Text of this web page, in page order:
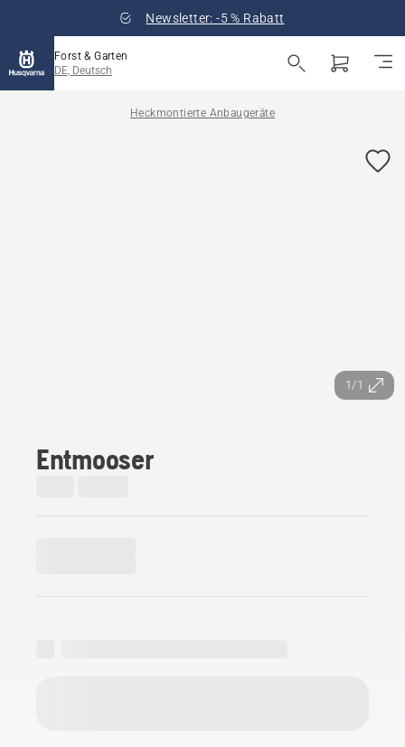
Newsletter: -5 % Rabatt
Forst & Garten
DE, Deutsch
Heckmontierte Anbaugeräte
1/1
Entmooser